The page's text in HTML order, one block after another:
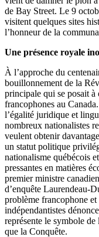
de Bay Street. Le 9
visitent quelques sites
l’honneur de la
Une présence royale
À l’approche du
bouillonnement de la
principale qui se posait à
francophones au
l’égalité juridique et
nombreux nationalistes
veulent obtenir
un statut politique
nationalisme québécois
pressantes en matières
premier ministre
d’enquête Laurendeau-
problème francophone et
indépendantistes
représente le symbole
que la Conquête.